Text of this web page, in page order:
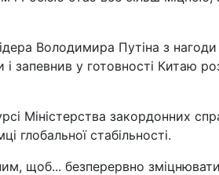
Володимира Путіна з
запевнив у готовності Китаю
Міністерства закордонних
глобальної стабільності.
щоб... безперервно зміцнювати